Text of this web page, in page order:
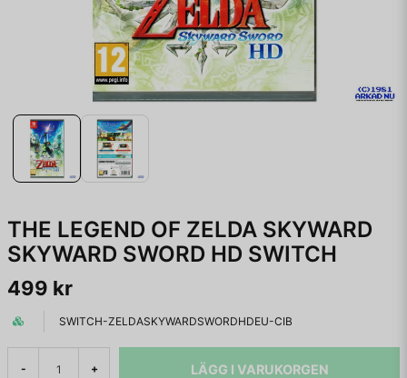
THE LEGEND OF ZELDA SKYWARD
SKYWARD SWORD HD SWITCH
499 kr
SWITCH-ZELDASKYWARDSWORDHDEU-CIB
- + LÄGG I VARUKORGEN